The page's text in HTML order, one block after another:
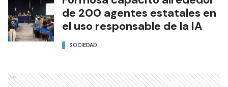
de 200 agentes estatales en
el uso responsable de la IA
SOCIEDAD
Ads